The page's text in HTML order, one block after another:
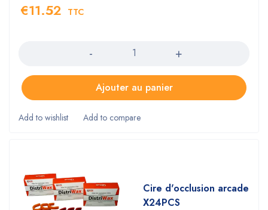
€11.52 TTC
Ajouter au panier
Cire d'occlusion arcade
X24PCS